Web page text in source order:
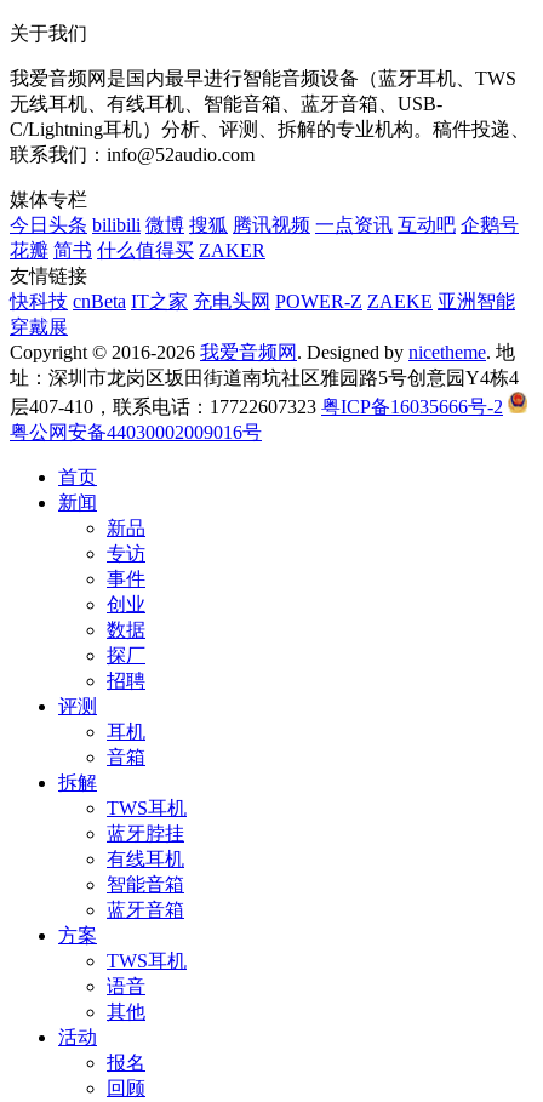
关于我们
我爱音频网是国内最早进行智能音频设备（蓝牙耳机、TWS
无线耳机、有线耳机、智能音箱、蓝牙音箱、USB-
C/Lightning耳机）分析、评测、拆解的专业机构。稿件投递、
联系我们：info@52audio.com
媒体专栏
今日头条 bilibili 微博 搜狐 腾讯视频 一点资讯 互动吧 企鹅号
花瓣 简书 什么值得买 ZAKER
友情链接
快科技 cnBeta IT之家 充电头网 POWER-Z ZAEKE 亚洲智能
穿戴展
Copyright © 2016-2026 我爱音频网 . Designed by nicetheme. 地
址：深圳市龙岗区坂田街道南坑社区雅园路5号创意园Y4栋4
层407-410，联系电话：17722607323 粤ICP备16035666号-2
粤公网安备44030002009016号
首页
新闻
新品
专访
事件
创业
数据
探厂
招聘
评测
耳机
音箱
拆解
TWS耳机
蓝牙脖挂
有线耳机
智能音箱
蓝牙音箱
方案
TWS耳机
语音
其他
活动
报名
回顾